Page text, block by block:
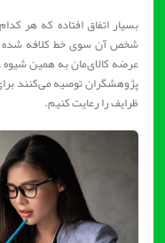
بسیار اتفاق افتاده که هر
شخص آن سوی خط کلافه شده و
عرضه کالای‌مان به همین شیوه
پژوهشگران توصیه می‌کنند
ظرایف را رعایت کنیم.